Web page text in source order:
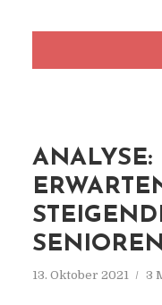
ANALYSE:
13. Oktober 2021 3